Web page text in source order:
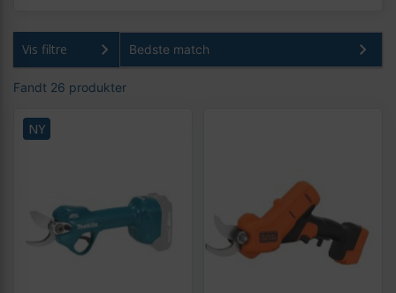
Vis filtre
Fandt 26 produkter
NY